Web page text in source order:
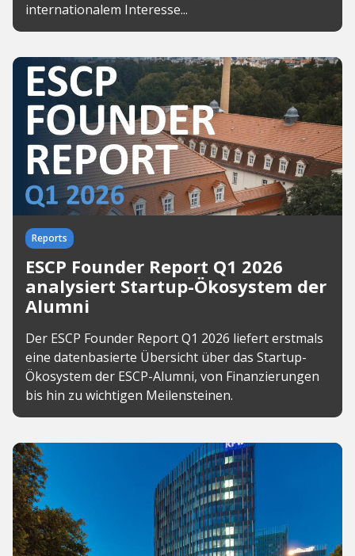
internationalem Interesse...
Reports
ESCP Founder Report Q1 2026
analysiert Startup-Ökosystem der
Alumni
Der ESCP Founder Report Q1 2026 liefert erstmals
eine datenbasierte Übersicht über das Startup-
Ökosystem der ESCP-Alumni, von Finanzierungen
bis hin zu wichtigen Meilensteinen.